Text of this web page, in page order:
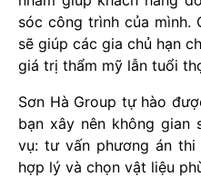
sóc công trình của mình.
sẽ giúp các gia chủ hạn
giá trị thẩm mỹ lẫn tuổi
Sơn Hà Group tự hào
bạn xây nên không gian
vụ: tư vấn phương án
hợp lý và chọn vật liệu